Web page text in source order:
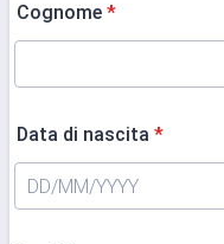
Cognome *
Data di nascita *